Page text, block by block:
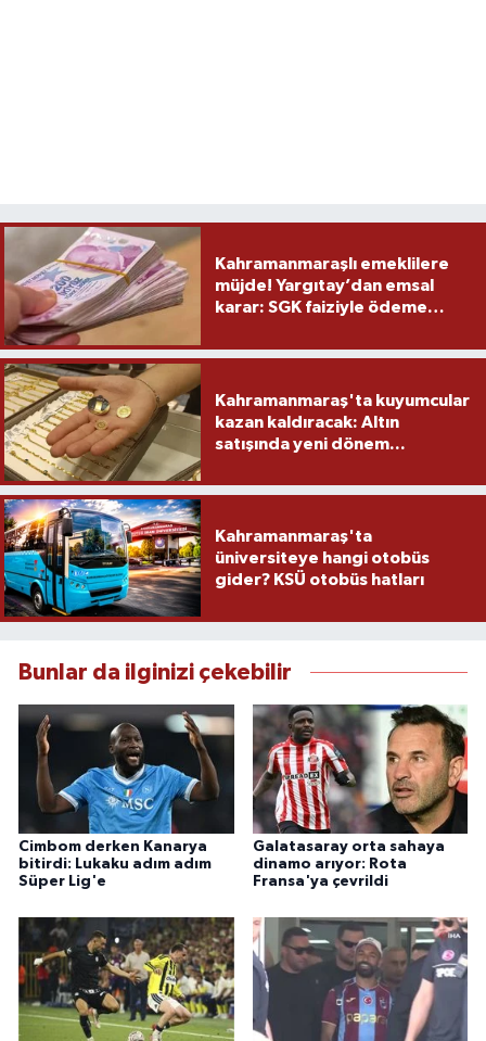
Kahramanmaraşlı emeklilere
müjde! Yargıtay’dan emsal
karar: SGK faiziyle ödeme
Kahramanmaraş'ta kuyumcular
kazan kaldıracak: Altın
satışında yeni dönem...
Kahramanmaraş'ta
üniversiteye hangi otobüs
gider? KSÜ otobüs hatları
Bunlar da ilginizi çekebilir
Cimbom derken Kanarya
bitirdi: Lukaku adım adım
Süper Lig'e
Galatasaray orta sahaya
dinamo arıyor: Rota
Fransa'ya çevrildi